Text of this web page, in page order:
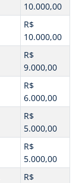
10.000,00
R$
10.000,00
R$
9.000,00
R$
6.000,00
R$
5.000,00
R$
5.000,00
R$